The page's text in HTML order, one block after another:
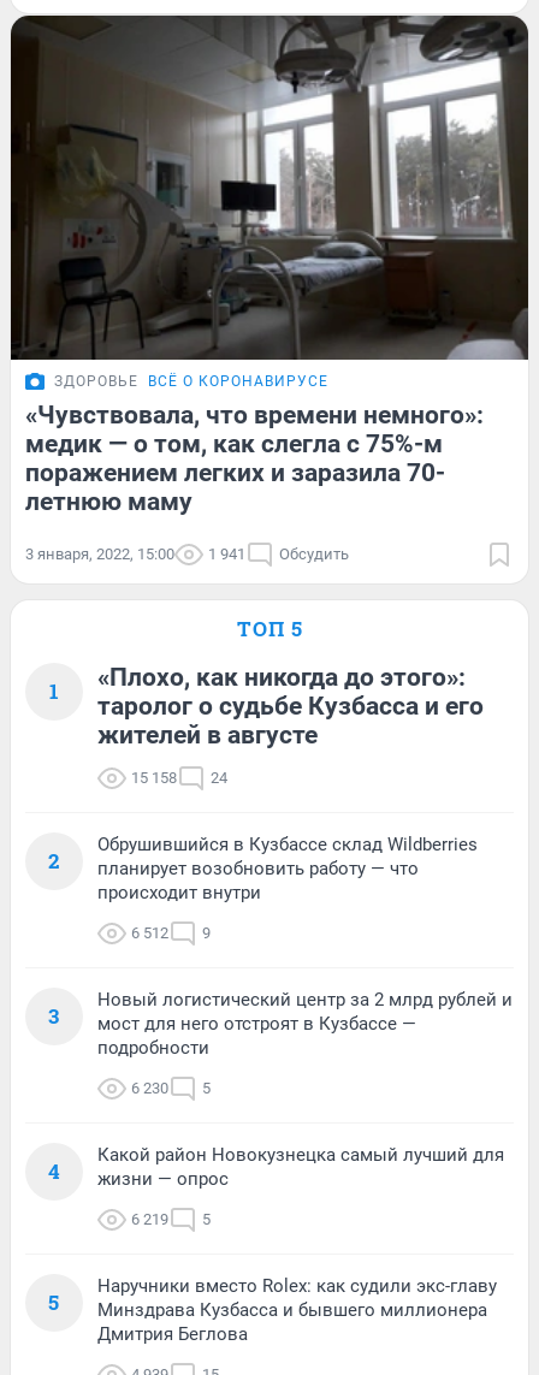
ЗДОРОВЬЕ ВСЁ О КОРОНАВИРУСЕ
«Чувствовала, что времени немного»:
медик — о том, как слегла с 75%-м
поражением легких и заразила 70-
летнюю маму
3 января, 2022, 15:00 1 941 Обсудить
ТОП 5
1
«Плохо, как никогда до этого»:
таролог о судьбе Кузбасса и его
жителей в августе
15 158 24
2
Обрушившийся в Кузбассе склад Wildberries
планирует возобновить работу — что
происходит внутри
6 512 9
3
Новый логистический центр за 2 млрд рублей и
мост для него отстроят в Кузбассе —
подробности
6 230 5
4
Какой район Новокузнецка самый лучший для
жизни — опрос
6 219 5
5
Наручники вместо Rolex: как судили экс-главу
Минздрава Кузбасса и бывшего миллионера
Дмитрия Беглова